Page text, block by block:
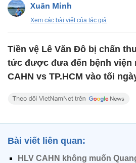
Xuân Minh
Xem các bài viết của tác giả
Tiền vệ Lê Văn Đô bị chấn
tức được đưa đến bệnh viện
CAHN vs TP.HCM vào tối
Bài viết liên quan:
HLV CAHN không muốn